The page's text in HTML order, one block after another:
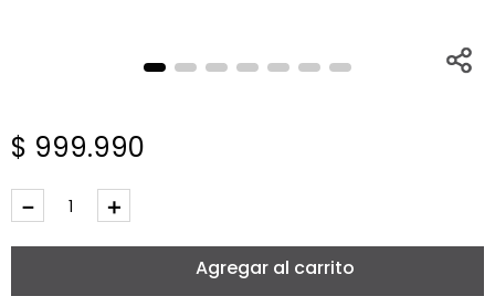
$ 999.990
＋
－
Agregar al carrito